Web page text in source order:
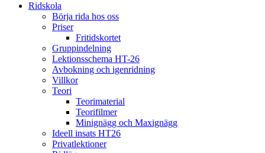
Ridskola
Börja rida hos oss
Priser
Fritidskortet
Gruppindelning
Lektionsschema HT-26
Avbokning och igenridning
Villkor
Teori
Teorimaterial
Teorifilmer
Minignägg och Maxignägg
Ideell insats HT26
Privatlektioner